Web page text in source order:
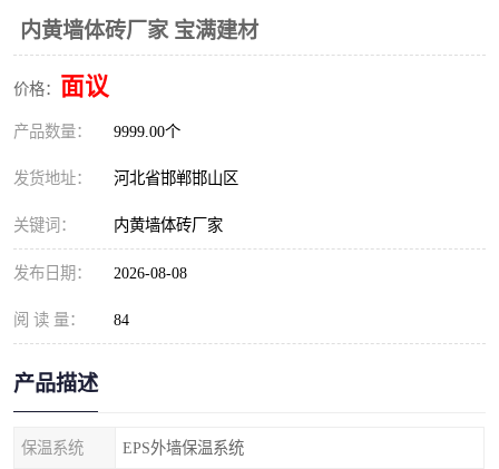
内黄墙体砖厂家 宝满建材
价格： 面议
产品数量： 9999.00个
发货地址： 河北省邯郸邯山区
关键词： 内黄墙体砖厂家
发布日期： 2026-08-08
阅 读 量： 84
产品描述
保温系统 EPS外墙保温系统